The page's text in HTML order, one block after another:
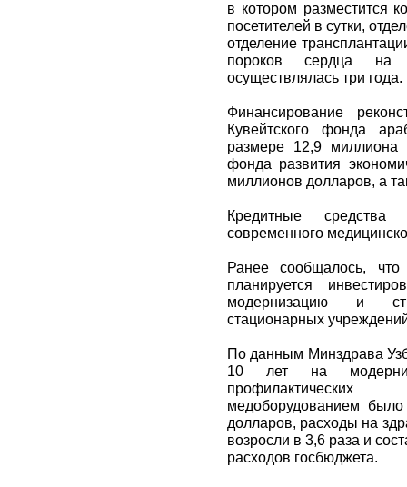
в котором разместится
посетителей в сутки,
отделение
пороков сердца на
осуществлялась три года.
Финансирование
Кувейтского фонда
размере 12,9 миллиона
фонда развития
миллионов долларов, а
Кредитные
современного
Ранее сообщалось,
планируется
модернизацию и
стационарных
По данным Минздрава
10 лет на
медоборудованием
долларов, расходы на
возросли в 3,6 раза и
расходов госбюджета.